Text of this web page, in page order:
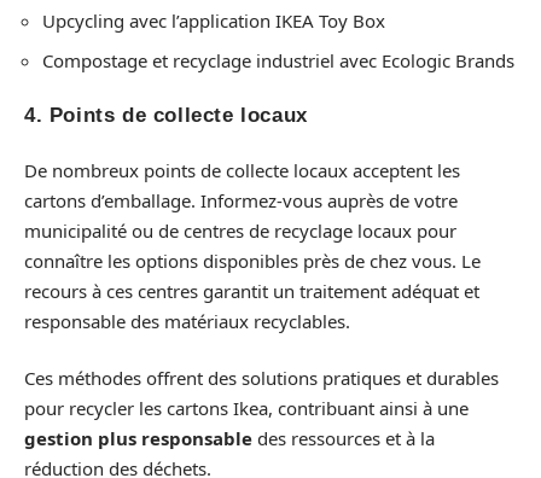
Upcycling avec l’application IKEA Toy Box
Compostage et recyclage industriel avec Ecologic Brands
4. Points de collecte locaux
De nombreux points de collecte locaux acceptent les
cartons d’emballage. Informez-vous auprès de votre
municipalité ou de centres de recyclage locaux pour
connaître les options disponibles près de chez vous. Le
recours à ces centres garantit un traitement adéquat et
responsable des matériaux recyclables.
Ces méthodes offrent des solutions pratiques et durables
pour recycler les cartons Ikea, contribuant ainsi à une
gestion plus responsable des ressources et à la
réduction des déchets.